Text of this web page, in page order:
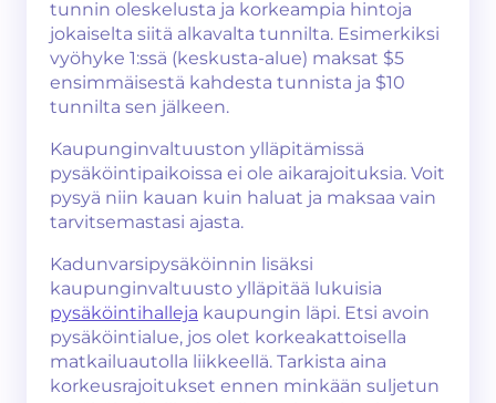
tunnin oleskelusta ja korkeampia hintoja
jokaiselta siitä alkavalta tunnilta. Esimerkiksi
vyöhyke 1:ssä (keskusta-alue) maksat $5
ensimmäisestä kahdesta tunnista ja $10
tunnilta sen jälkeen.
Kaupunginvaltuuston ylläpitämissä
pysäköintipaikoissa ei ole aikarajoituksia. Voit
pysyä niin kauan kuin haluat ja maksaa vain
tarvitsemastasi ajasta.
Kadunvarsipysäköinnin lisäksi
kaupunginvaltuusto ylläpitää lukuisia
pysäköintihalleja kaupungin läpi. Etsi avoin
pysäköintialue, jos olet korkeakattoisella
matkailuautolla liikkeellä. Tarkista aina
korkeusrajoitukset ennen minkään suljetun